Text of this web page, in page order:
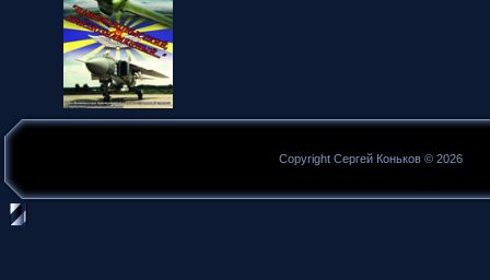
Copyright Сергей Коньков © 2026